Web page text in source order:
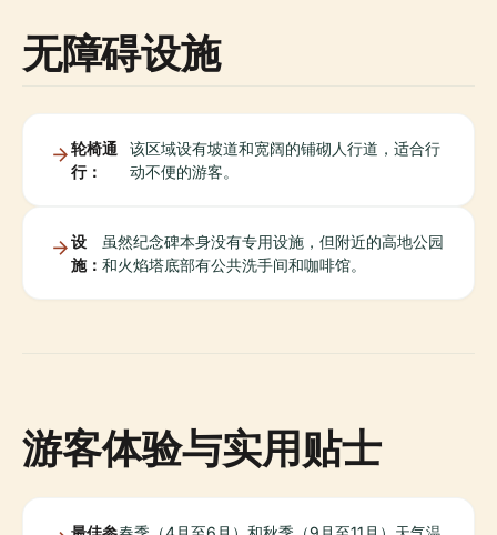
无障碍设施
轮椅通
行：
该区域设有坡道和宽阔的铺砌人行道，适合行
动不便的游客。
设
施：
虽然纪念碑本身没有专用设施，但附近的高地公园
和火焰塔底部有公共洗手间和咖啡馆。
游客体验与实用贴士